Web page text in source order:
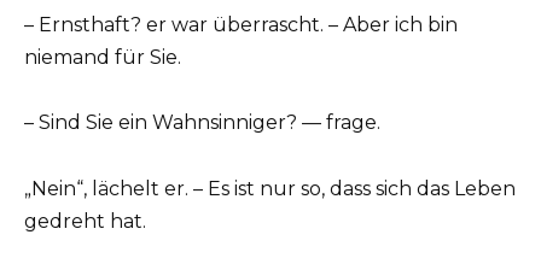
– Ernsthaft? er war überrascht. – Aber ich bin
niemand für Sie.
– Sind Sie ein Wahnsinniger? — frage.
„Nein“, lächelt er. – Es ist nur so, dass sich das Leben
gedreht hat.